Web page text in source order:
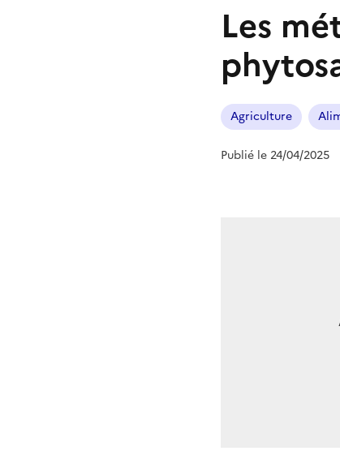
Les
Agriculture
Publié le 24/04/2025